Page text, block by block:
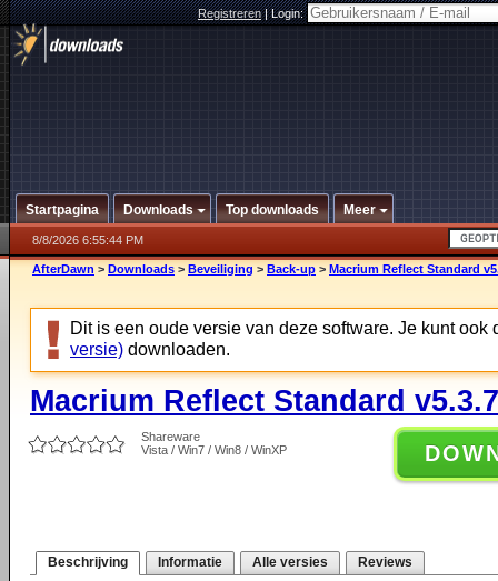
Registreren|Login:
Startpagina Downloads Top downloads Meer
8/8/2026 6:55:44 PM
AfterDawn > Downloads > Beveiliging > Back-up > Macrium Reflect Standard
Dit is een oude versie van deze software. Je kunt ook
versie) downloaden.
Macrium Reflect Standard
Shareware
Vista / Win7 / Win8 / WinXP
Beschrijving Informatie Alle versies Reviews